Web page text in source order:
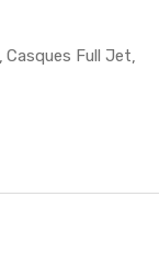
Casques Full Jet